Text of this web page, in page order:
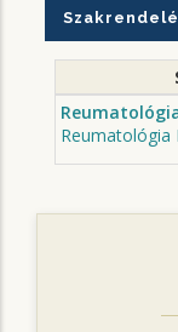
Reumatológia